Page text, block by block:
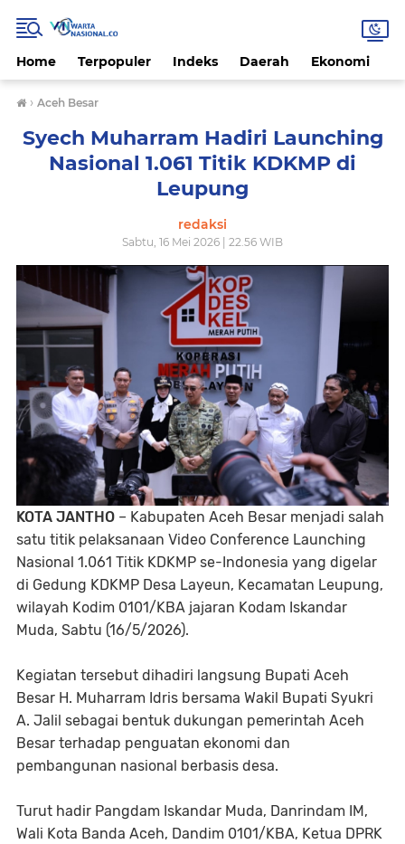
Home Terpopuler Indeks Daerah Ekonomi
› Aceh Besar
Syech Muharram Hadiri Launching
Nasional 1.061 Titik KDKMP di
Leupung
redaksi
Sabtu, 16 Mei 2026 | 22.56 WIB
KOTA JANTHO – Kabupaten Aceh Besar menjadi salah
satu titik pelaksanaan Video Conference Launching
Nasional 1.061 Titik KDKMP se-Indonesia yang digelar
di Gedung KDKMP Desa Layeun, Kecamatan Leupung,
wilayah Kodim 0101/KBA jajaran Kodam Iskandar
Muda, Sabtu (16/5/2026).
Kegiatan tersebut dihadiri langsung Bupati Aceh
Besar H. Muharram Idris bersama Wakil Bupati Syukri
A. Jalil sebagai bentuk dukungan pemerintah Aceh
Besar terhadap penguatan ekonomi dan
pembangunan nasional berbasis desa.
Turut hadir Pangdam Iskandar Muda, Danrindam IM,
Wali Kota Banda Aceh, Dandim 0101/KBA, Ketua DPRK